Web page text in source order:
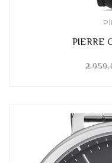
PIERRE